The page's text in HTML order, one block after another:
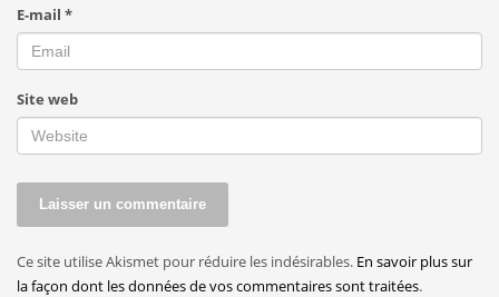
E-mail *
Site web
Ce site utilise Akismet pour réduire les indésirables. En savoir plus sur
la façon dont les données de vos commentaires sont traitées.